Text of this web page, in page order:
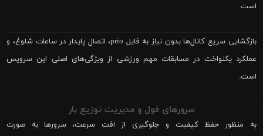
است.
بازگشایی سریع کانال‌ها بدون نیاز به فایل prio، اتصال پایدار در ساعات شلوغ، و
عملکرد یکنواخت در مسابقات مهم ورزشی از ویژگی‌های اصلی این سرویس
است.
سرورهای فول و مدیریت توزیع بار
به منظور حفظ کیفیت و جلوگیری از افت سرعت، سرورها به صورت